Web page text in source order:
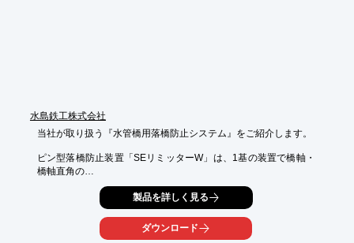
水島鉄工株式会社
当社が取り扱う『水管橋用落橋防止システム』をご紹介します。
ピン型落橋防止装置「SEリミッターW」は、1基の装置で橋軸・
橋軸直角の
2方向のレベル2地震動の地震力に抵抗する事が可能。新設水管橋
装置の他、既設水管橋の耐震補強にも御使用いただけます。
小容量落橋防止ケーブル「F10TD」は、ケーブル部にはPC鋼よ
製品を詳しく見る
ダウンロード